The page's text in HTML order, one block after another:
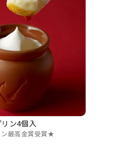
最高金賞受賞★
ン4個入